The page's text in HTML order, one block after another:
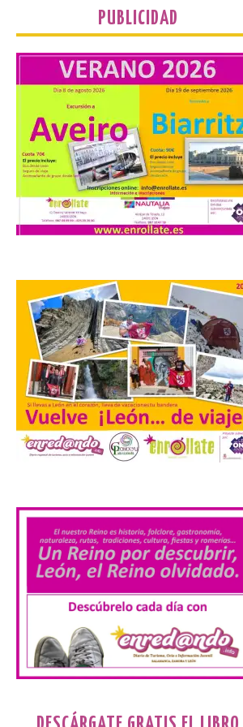
UPL cuestiona a la Junta
por no imponer sanciones
a Aucalsa, como hará el
Principado de Asturias,
por cobrar en la AP-66 la
tarifa íntegra pese a estar
en obras
10 Ago 2026
preguntas escritas en las
Cortes autonómicas
mediante las cuales vuelve
a reclamar a la institución autonómica
que exija al Gobierno de España la
supresión de este peaje por la ilegalidad
de la prórroga […]
El alumnado de FP crece
un 2,5% hasta superar los
1,2 millones de
10 Ago 2026
El Ministerio publica la
Estadística de las
Enseñanzas no
avance 2025-2026 con las
cifras actualizadas del curso escolar
recién finalizado. El Grado Básico crece
un 2,1%, el Grado Medio un 2,7%, el Grado
PUBLICIDAD